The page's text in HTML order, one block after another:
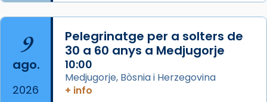
L’arquebisbe de Barcelona, el cardenal Joan
Josep Omella, ha presidit la missa i l’ha
concelebrat el bisbe auxiliar de Barcelona,
Mons. David Abadías.
📸 Dr. G. Simón
9
ago.
2026
Pelegrinatge per a solters de
30 a 60 anys a Medjugorje
10:00
Medjugorje, Bòsnia i Herzegovina
+ info